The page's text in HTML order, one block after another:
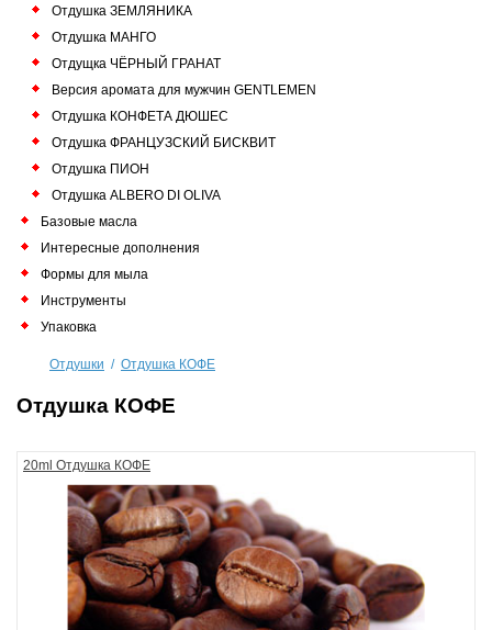
Отдушка ЗЕМЛЯНИКА
Отдушка МАНГО
Отдущка ЧЁРНЫЙ ГРАНАТ
Версия аромата для мужчин GENTLEMEN
Отдушка КОНФЕТА ДЮШЕС
Отдушка ФРАНЦУЗСКИЙ БИСКВИТ
Отдушка ПИОН
Отдушка ALBERO DI OLIVA
Базовые масла
Интересные дополнения
Формы для мыла
Инструменты
Упаковка
Отдушки / Отдушка КОФЕ
Отдушка КОФЕ
20ml Отдушка КОФЕ